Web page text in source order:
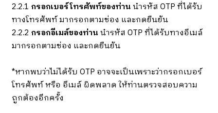
2.2.1 กรอกเบอร์โทรศัพท์ของท่านนำรหัส OTP ที่ได้รับ
ทางโทรศัพท์ มากรอกตามช่อง และกดยืนยัน
2.2.2กรอกอีเมล์ของท่านนำรหัส OTP ที่ได้รับทางอีเมล์
มากรอกตามช่อง และกดยืนยัน
*หากพบว่าไม่ได้รับ OTP อาจจะเป็นเพราะว่ากรอกเบอร์
โทรศัพท์ หรือ อีเมล์ ผิดพลาด ให้ท่านตรวจสอบความ
ถูกต้องอีกครั้ง